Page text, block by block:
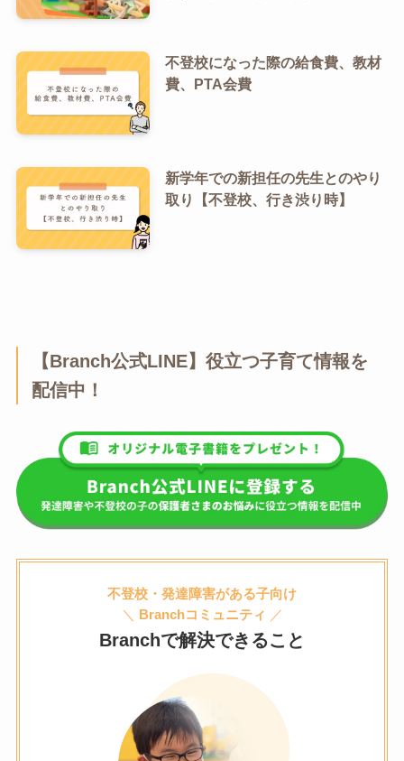
不登校になった際の給食費、教材
費、PTA会費
新学年での新担任の先生とのやり
取り【不登校、行き渋り時】
【Branch公式LINE】役立つ子育て情報を
配信中！
不登校・発達障害がある子向け
＼
Branchコミュニティ ／
Branchで解決できること